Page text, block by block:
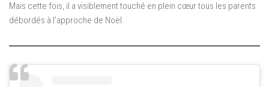
Mais cette fois, il a visiblement touché en plein cœur tous les parents
débordés à l’approche de Noël.